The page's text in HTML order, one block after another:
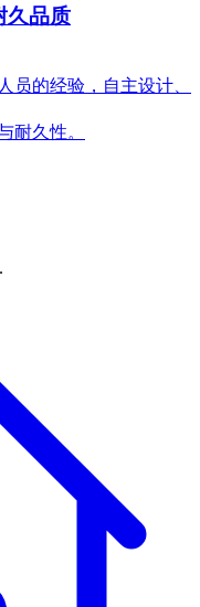
久品质
员的经验，自主设计、
耐久性。